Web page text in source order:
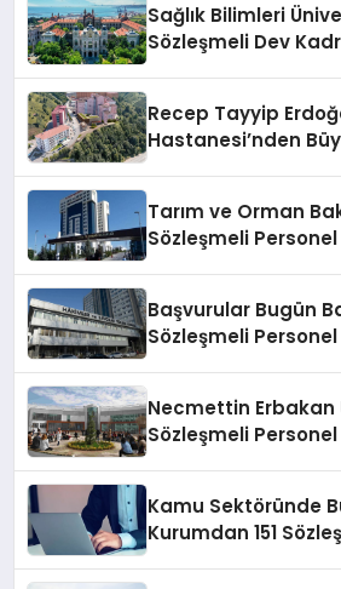
Sağlık Bilimleri
Sözleşmeli Dev
Recep Tayyip
Hastanesi’nden
Tarım ve Orman
Sözleşmeli Personel
Başvurular Bugün
Sözleşmeli
Necmettin Erbakan
Sözleşmeli
Kamu Sektöründe
Kurumdan 151